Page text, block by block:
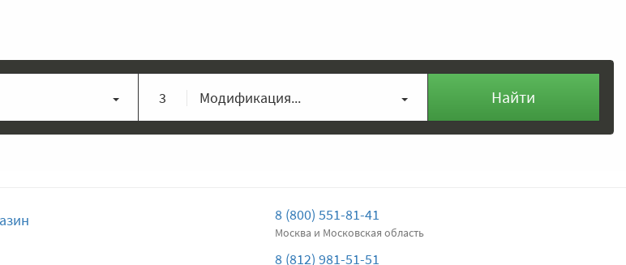
3 Модификация... Найти
8 (800) 551-81-41
Москва и Московская область
8 (812) 981-51-51